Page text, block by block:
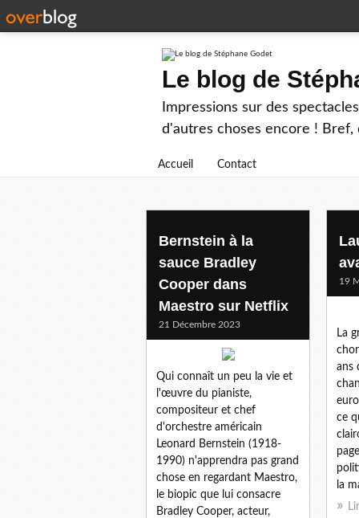
Le blog de
Impressions sur des
d'autres choses encore !
Accueil Contact
chef d'orchestre
Bernstein à la
sauce Bradley
Cooper dans
Maestro sur Netflix
21 Décembre 2023
Qui connaît un peu la vie et
l'œuvre du pianiste,
compositeur et chef
d'orchestre américain
Leonard Bernstein (1918-
1990) n'apprendra pas grand
chose en regardant Maestro,
le biopic que lui consacre
Bradley Cooper, acteur,
19
La
ans
ce
la